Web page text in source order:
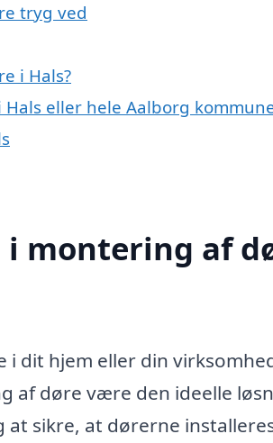
tryg ved
i Hals?
eller hele Aalborg
i montering af
dit hjem eller din
af døre være den ideelle
sikre, at dørerne